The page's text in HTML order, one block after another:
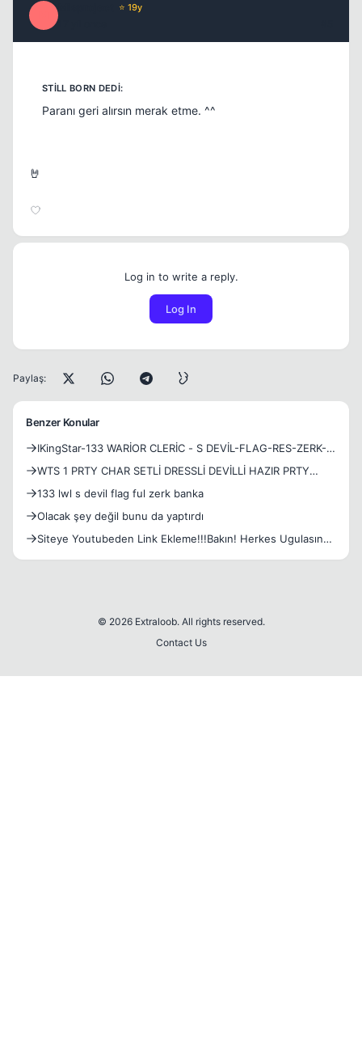
⭐ 19y
Paranı geri alırsın merak etme. ^^
🤘
Log in to write a reply.
Log In
Paylaş:
Benzer Konular
IKingStar-133 WARİOR CLERİC - S DEVİL-FLAG-RES-ZERK-
PAGE3-BANKA PAGE 7-DRES
WTS 1 PRTY CHAR SETLİ DRESSLİ DEVİLLİ HAZIR PRTY
BANKA FULL
133 lwl s devil flag ful zerk banka
Olacak şey değil bunu da yaptırdı
Siteye Youtubeden Link Ekleme!!!Bakın! Herkes Ugulasın
© 2026 Extraloob. All rights reserved.
Contact Us